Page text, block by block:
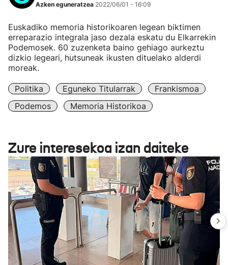
Azken eguneratzea 2022/06/01 - 16:09
Euskadiko memoria historikoaren legean biktimen
erreparazio integrala jaso dezala eskatu du Elkarrekin
Podemosek. 60 zuzenketa baino gehiago aurkeztu
dizkio legeari, hutsuneak ikusten dituelako alderdi
moreak.
Politika Eguneko Titularrak
Frankismoa
Podemos
Memoria Historikoa
Zure interesekoa izan daiteke